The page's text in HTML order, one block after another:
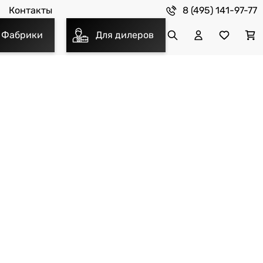
Контакты 8 (495) 141-97-77
Фабрики Для дилеров